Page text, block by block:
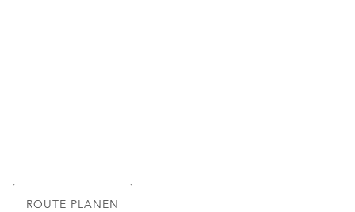
ROUTE PLANEN